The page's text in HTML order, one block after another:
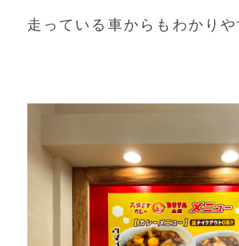
走っている車からもわかり